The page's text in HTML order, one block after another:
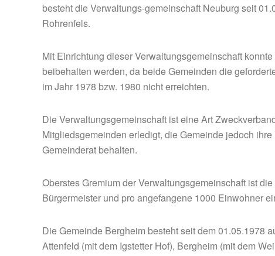
besteht die Verwaltungs-gemeinschaft Neuburg seit
Rohrenfels.
Mit Einrichtung dieser Verwaltungsgemeinschaft
beibehalten werden, da beide Gemeinden die
im Jahr 1978 bzw. 1980 nicht erreichten.
Die Verwaltungsgemeinschaft ist eine Art
Mitgliedsgemeinden erledigt, die Gemeinde jedoch
Gemeinderat behalten.
Oberstes Gremium der Verwaltungsgemeinschaft ist
Bürgermeister und pro angefangene 1000 Einwohner
Die Gemeinde Bergheim besteht seit dem 01.05.1978
Attenfeld (mit dem Igstetter Hof), Bergheim (mit dem